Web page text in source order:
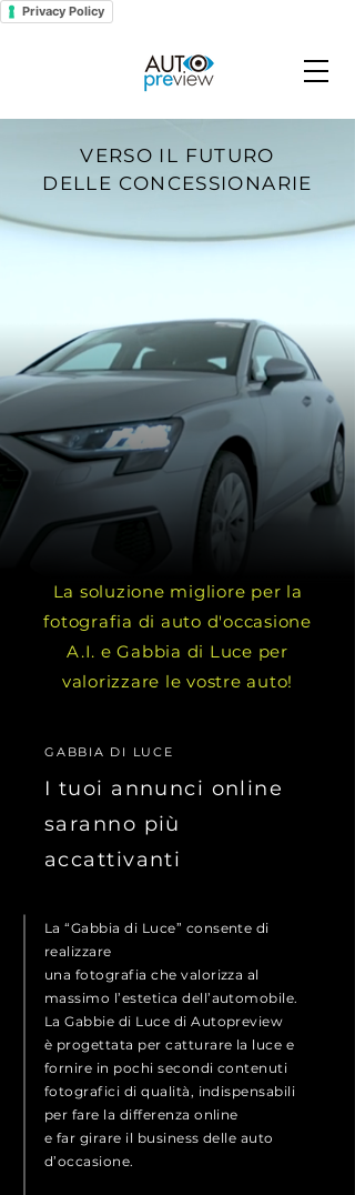
Privacy Policy
VERSO IL FUTURO
DELLE CONCESSIONARIE
La soluzione migliore per la
fotografia di auto d'occasione
A.I. e Gabbia di Luce per
valorizzare le vostre auto!
GABBIA DI LUCE
I tuoi annunci online
saranno più
accattivanti
La “Gabbia di Luce” consente di
realizzare
una fotografia che valorizza al
massimo l’estetica dell’automobile.
La Gabbie di Luce di Autopreview
è progettata per catturare la luce e
fornire in pochi secondi contenuti
fotografici di qualità, indispensabili
per fare la differenza online
e far girare il business delle auto
d’occasione.